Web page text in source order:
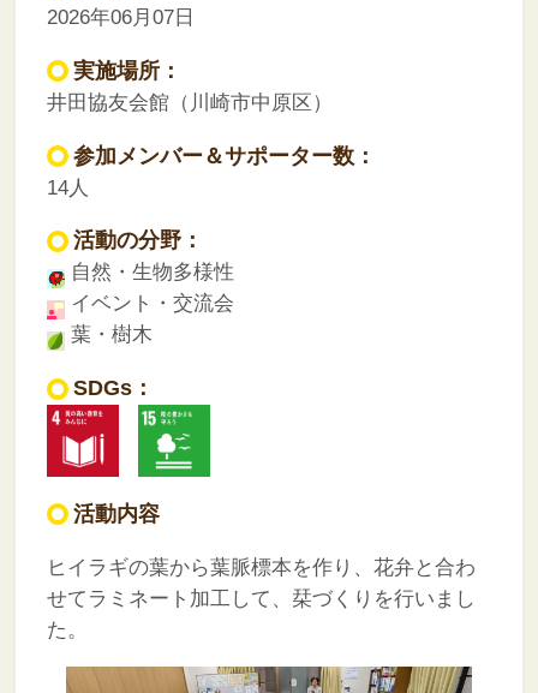
2026年06月07日
実施場所：
井田協友会館（川崎市中原区）
参加メンバー＆サポーター数：
14人
活動の分野：
自然・生物多様性
イベント・交流会
葉・樹木
SDGs：
活動内容
ヒイラギの葉から葉脈標本を作り、花弁と合わ
せてラミネート加工して、栞づくりを行いまし
た。